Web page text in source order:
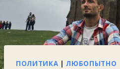
ПОЛИТИКА |ЛЮБОПЫТНО